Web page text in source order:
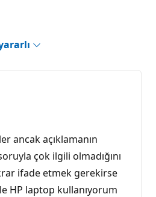
ancak açıklamanın
çok ilgili olmadığını
ifade etmek gerekirse
HP laptop kullanıyorum